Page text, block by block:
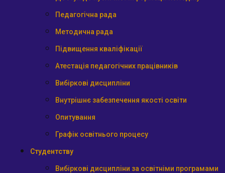
Педагогічна рада
Методична рада
Підвищення кваліфікації
Атестація педагогічних працівників
Вибіркові дисципліни
Внутрішнє забезпечення якості освіти
Опитування
Графік освітнього процесу
Студентству
Вибіркові дисципліни за освітніми програмами